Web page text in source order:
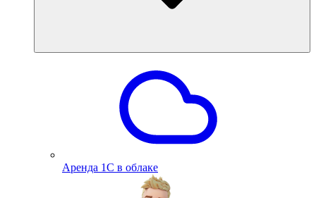
Аренда 1С в облаке